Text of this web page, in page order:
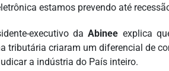
estamos prevendo até
executivo daAbinee explica
tributária criaram um diferencial de
a indústria do País inteiro.